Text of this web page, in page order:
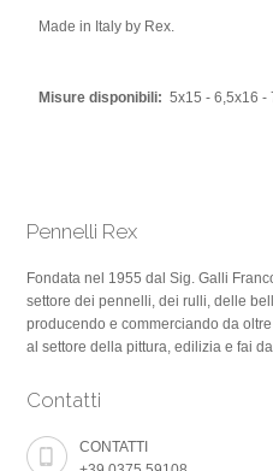
Made in Italy by Rex.
Misure disponibili: 5x15 - 6,5x16 -
Pennelli Rex
Fondata nel 1955 dal Sig. Galli
settore dei pennelli, dei rulli, delle
producendo e commerciando da
al settore della pittura, edilizia e fai
Contatti
CONTATTI